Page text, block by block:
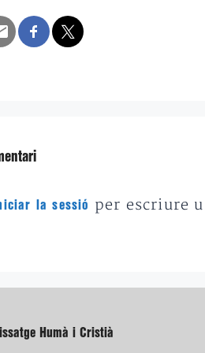
la sessió per escriure
Humà i Cristià